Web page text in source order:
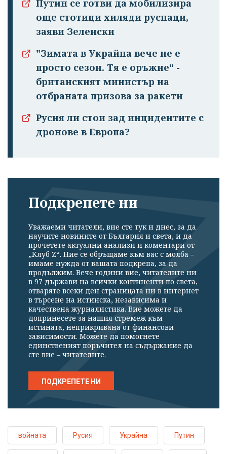
Путин се готви да мобилизира
още стотици хиляди руснаци,
заяви Зеленски
"Зимата в Украйна вече не е
просто сезон. Тя е оръжие" -
британският министър на
отбраната призова за ракети
Русия ли стои зад инцидентите с
дронове в Европа?
Подкрепете ни
Уважаеми читатели, вие сте тук и днес, за да
научите новините от България и света, и да
прочетете актуални анализи и коментари от
„Клуб Z“. Ние се обръщаме към вас с молба –
имаме нужда от вашата подкрепа, за да
продължим. Вече години вие, читателите ни
в 97 държави на всички континенти по света,
отваряте всеки ден страницата ни в интернет
в търсене на истинска, независима и
качествена журналистика. Вие можете да
допринесете за нашия стремеж към
истината, неприкривана от финансови
зависимости. Можете да помогнете
единственият поръчител на съдържание да
сте вие – читателите.
ПОДКРЕПЕТЕ НИ
войната Русия Украйна Путин